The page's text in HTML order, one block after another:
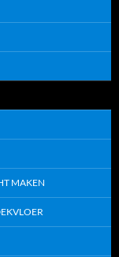
MAKEN